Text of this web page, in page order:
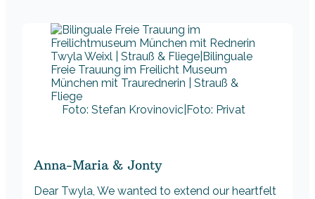
Foto: Stefan Krovinovic|Foto: Privat
Anna-Maria & Jonty
Dear Twyla, We wanted to extend our heartfelt